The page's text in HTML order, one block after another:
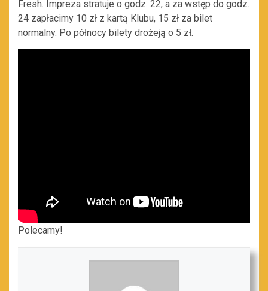
Fresh. Impreza stratuje o godz. 22, a za wstęp do godz.
24 zapłacimy 10 zł z kartą Klubu, 15 zł za bilet
normalny. Po północy bilety drożeją o 5 zł.
Polecamy!